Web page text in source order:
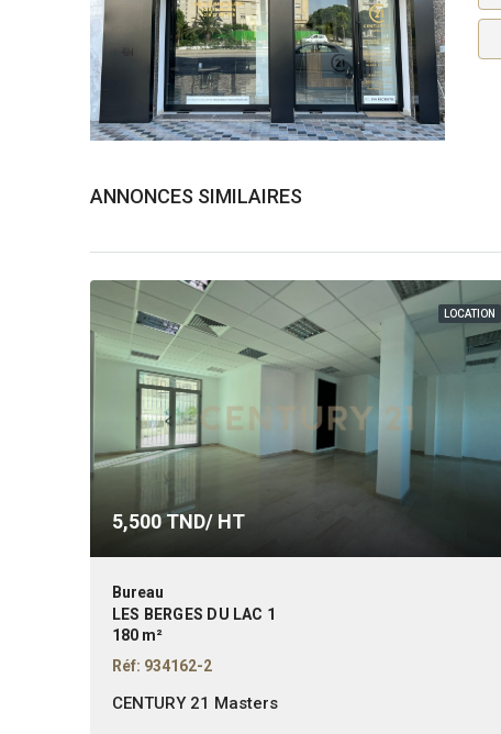
ANNONCES SIMILAIRES
LOCATION
5,500TND/ HT
Bureau
LES BERGES DU LAC 1
180 m²
Réf: 934162-2
CENTURY 21 Masters